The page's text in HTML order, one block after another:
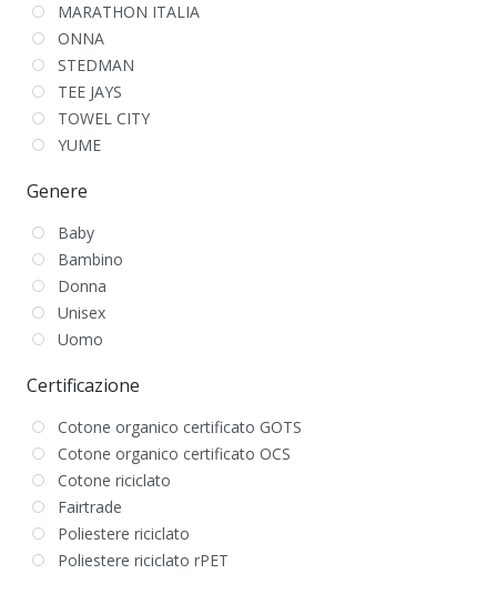
MARATHON ITALIA
ONNA
STEDMAN
TEE JAYS
TOWEL CITY
YUME
Genere
Baby
Bambino
Donna
Unisex
Uomo
Certificazione
Cotone organico certificato GOTS
Cotone organico certificato OCS
Cotone riciclato
Fairtrade
Poliestere riciclato
Poliestere riciclato rPET